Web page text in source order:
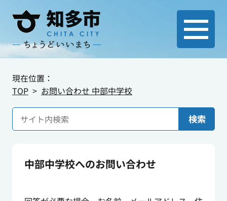
現在位置：
TOP
お問い合わせ 中部中学校
検索
中部中学校へのお問い合わせ